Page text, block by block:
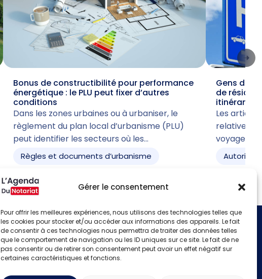
Gérer le consentement
Pour offrir les meilleures expériences, nous utilisons des technologies telles que
les cookies pour stocker et/ou accéder aux informations des appareils. Le fait
de consentir à ces technologies nous permettra de traiter des données telles
que le comportement de navigation ou les ID uniques sur ce site. Le fait de ne
pas consentir ou de retirer son consentement peut avoir un effet négatif sur
certaines caractéristiques et fonctions.
Bonus de constructibilité pour performance
énergétique : le PLU peut fixer d’autres
conditions
Dans les zones urbaines ou à urbaniser, le
règlement du plan local d’urbanisme (PLU)
peut identifier les secteurs où les…
Règles et documents d’urbanisme
Gens du
de
itinérant
Les
relative à
voyage
S'identifier
Créer un compte